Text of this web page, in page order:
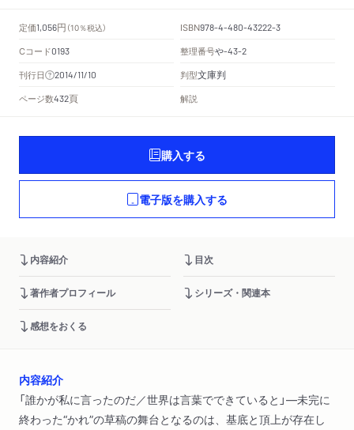
定価1,056円 （10％税込） ISBN978-4-480-43222-3
Cコード0193 整理番号や-43-2
刊行日 2014/11/10 判型文庫判
ページ数432頁 解説
購入する
電子版を購入する
内容紹介 目次
著作者プロフィール シリーズ・関連本
感想をおくる
内容紹介
「誰かが私に言ったのだ／世界は言葉でできていると」―未完に
終わった“かれ”の草稿の舞台となるのは、基底と頂上が存在し